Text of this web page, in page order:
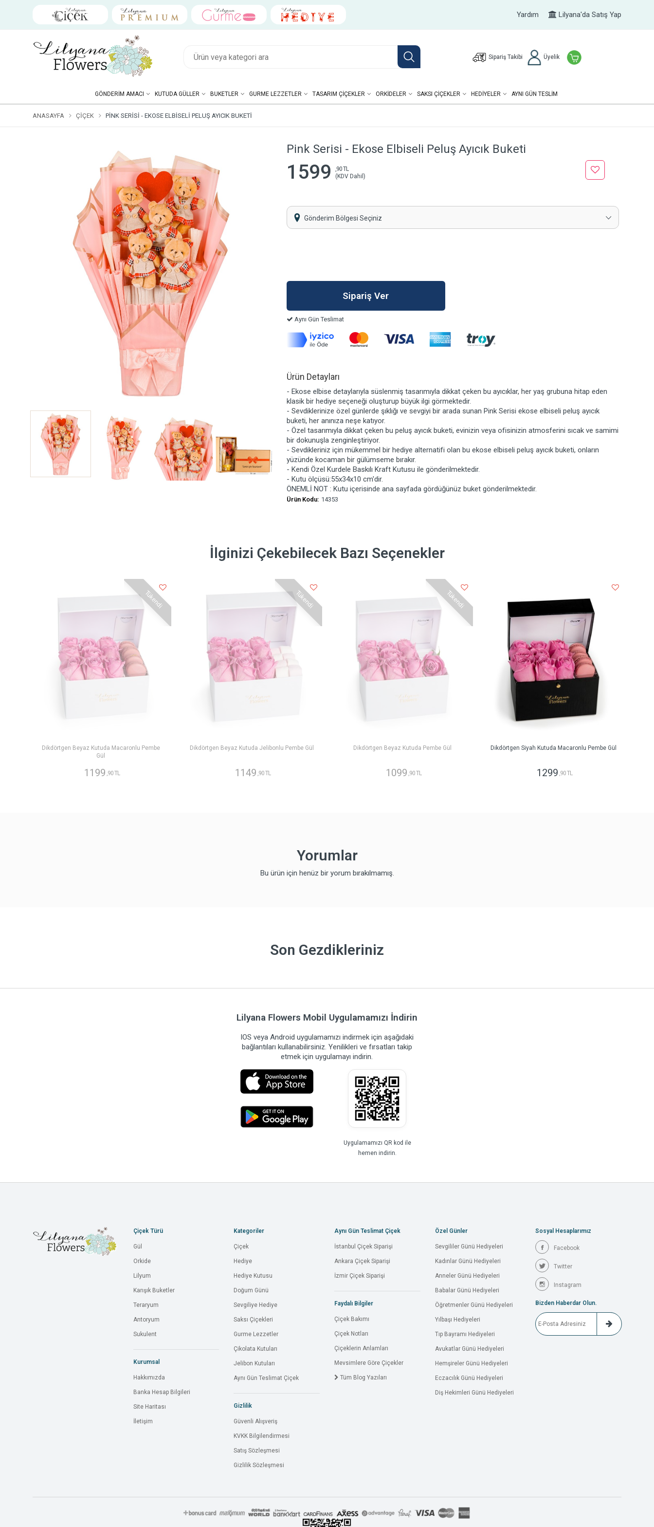
Yardım Lilyana'da Satış Yap
Sipariş Takibi Üyelik
GÖNDERIM AMACI KUTUDA GÜLLER BUKETLER GURME LEZZETLER TASARIM ÇIÇEKLER ORKIDELER SAKSI ÇIÇEKLER HEDIYELER AYNI GÜN TESLİM
ANASAYFA ÇIÇEK PINK SERISI - EKOSE ELBISELI PELUŞ AYICIK BUKETI
Pink Serisi - Ekose Elbiseli Peluş Ayıcık Buketi
1599
,90 TL
(KDV Dahil)
Gönderim Bölgesi Seçiniz
Aynı Gün Teslimat
Ürün Detayları
- Ekose elbise detaylarıyla süslenmiş tasarımıyla dikkat çeken bu ayıcıklar, her yaş grubuna hitap eden
klasik bir hediye seçeneği oluşturup büyük ilgi görmektedir.
- Sevdiklerinize özel günlerde şıklığı ve sevgiyi bir arada sunan Pink Serisi ekose elbiseli peluş ayıcık
buketi, her anınıza neşe katıyor.
- Özel tasarımıyla dikkat çeken bu peluş ayıcık buketi, evinizin veya ofisinizin atmosferini sıcak ve samimi
bir dokunuşla zenginleştiriyor.
- Sevdikleriniz için mükemmel bir hediye alternatifi olan bu ekose elbiseli peluş ayıcık buketi, onların
yüzünde kocaman bir gülümseme bırakır.
- Kendi Özel Kurdele Baskılı Kraft Kutusu ile gönderilmektedir.
- Kutu ölçüsü:55x34x10 cm'dir.
ÖNEMLİ NOT : Kutu içerisinde ana sayfada gördüğünüz buket gönderilmektedir.
Ürün Kodu: 14353
İlginizi Çekebilecek Bazı Seçenekler
Tükendi
Dikdörtgen Beyaz Kutuda Macaronlu Pembe
Gül
1199 ,90 TL
Tükendi
Dikdörtgen Beyaz Kutuda Jelibonlu Pembe Gül
1149 ,90 TL
Tükendi
Dikdörtgen Beyaz Kutuda Pembe Gül
1099 ,90 TL
Dikdörtgen Siyah Kutuda Macaronlu Pembe Gül
1299 ,90 TL
Yorumlar
Bu ürün için henüz bir yorum bırakılmamış.
Son Gezdikleriniz
Lilyana Flowers Mobil Uygulamamızı İndirin
IOS veya Android uygulamamızı indirmek için aşağıdaki
bağlantıları kullanabilirsiniz. Yenilikleri ve fırsatları takip
etmek için uygulamayı indirin.
Uygulamamızı QR kod ile
hemen indirin.
Çiçek Türü
Gül
Orkide
Lilyum
Karışık Buketler
Teraryum
Antoryum
Sukulent
Kurumsal
Hakkımızda
Banka Hesap Bilgileri
Site Haritası
İletişim
Kategoriler
Çiçek
Hediye
Hediye Kutusu
Doğum Günü
Sevgiliye Hediye
Saksı Çiçekleri
Gurme Lezzetler
Çikolata Kutuları
Jelibon Kutuları
Aynı Gün Teslimat Çiçek
Gizlilik
Güvenli Alışveriş
KVKK Bilgilendirmesi
Satış Sözleşmesi
Gizlilik Sözleşmesi
Aynı Gün Teslimat Çiçek
İstanbul Çiçek Siparişi
Ankara Çiçek Siparişi
İzmir Çiçek Siparişi
Faydalı Bilgiler
Çiçek Bakımı
Çiçek Notları
Çiçeklerin Anlamları
Mevsimlere Göre Çiçekler
Tüm Blog Yazıları
Özel Günler
Sevgililer Günü Hediyeleri
Kadınlar Günü Hediyeleri
Anneler Günü Hediyeleri
Babalar Günü Hediyeleri
Öğretmenler Günü Hediyeleri
Yılbaşı Hediyeleri
Tıp Bayramı Hediyeleri
Avukatlar Günü Hediyeleri
Hemşireler Günü Hediyeleri
Eczacılık Günü Hediyeleri
Diş Hekimleri Günü Hediyeleri
Sosyal Hesaplarımız
Facebook
Twitter
Instagram
Bizden Haberdar Olun.